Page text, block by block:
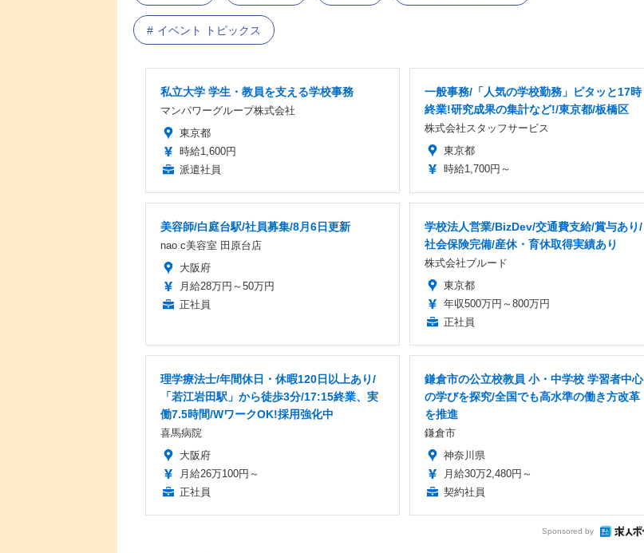
イベント トピックス
私立大学 学生・教員を支える学校事務
マンパワーグループ株式会社
東京都
時給1,600円
派遣社員
一般事務/「人気の学校勤務」ピタッと17時
終業!研究成果の集計など!/東京都/板橋区
株式会社スタッフサービス
東京都
時給1,700円～
美容師/白庭台駅/社員募集/8月6日更新
nao c美容室 田原台店
大阪府
月給28万円～50万円
正社員
学校法人営業/BizDev/交通費支給/賞与あり/
社会保険完備/産休・育休取得実績あり
株式会社ブルード
東京都
年収500万円～800万円
正社員
理学療法士/年間休日・休暇120日以上あり/
「若江岩田駅」から徒歩3分/17:15終業、実
働7.5時間/WワークOK!採用強化中
喜馬病院
大阪府
月給26万100円～
正社員
鎌倉市の公立校教員 小・中学校 学習者中心
の学びを探究/全国でも高水準の働き方改革
を推進
鎌倉市
神奈川県
月給30万2,480円～
契約社員
Sponsored by